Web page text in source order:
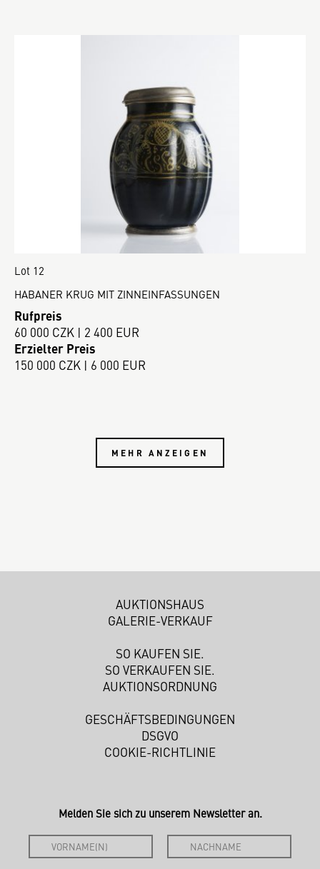
Lot 12
HABANER KRUG MIT ZINNEINFASSUNGEN
Rufpreis
60 000 CZK | 2 400 EUR
Erzielter Preis
150 000 CZK | 6 000 EUR
MEHR ANZEIGEN
AUKTIONSHAUS
GALERIE-VERKAUF
SO KAUFEN SIE.
SO VERKAUFEN SIE.
AUKTIONSORDNUNG
GESCHÄFTSBEDINGUNGEN
DSGVO
COOKIE-RICHTLINIE
Melden Sie sich zu unserem Newsletter an.